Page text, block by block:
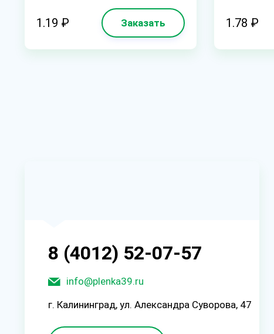
1.19 ₽ Заказать 1.78 ₽
8 (4012) 52-07-57
info@plenka39.ru
г. Калининград, ул. Александра Суворова, 47